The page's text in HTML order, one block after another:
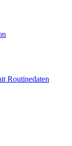
Routinedaten